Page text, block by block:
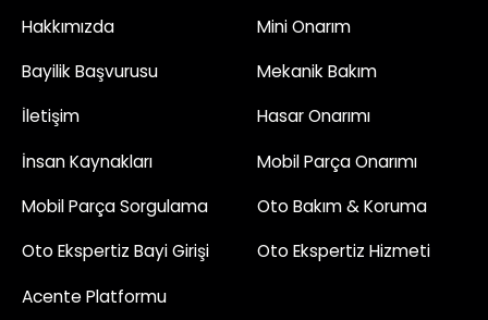
Hakkımızda
Bayilik Başvurusu
İletişim
İnsan Kaynakları
Mobil Parça Sorgulama
Oto Ekspertiz Bayi Girişi
Acente Platformu
Mini Onarım
Mekanik Bakım
Hasar Onarımı
Mobil Parça Onarımı
Oto Bakım & Koruma
Oto Ekspertiz Hizmeti